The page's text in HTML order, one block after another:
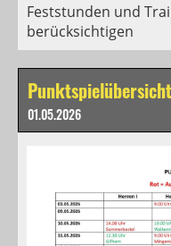
Feststunden und
berücksichtigen
01.05.2026